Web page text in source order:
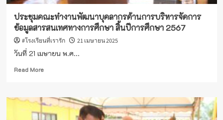
ประชุมคณะทำงานพัฒนาบุคลากรด้านการบริหารจัดการ
ข้อมูลสารสนเทศทางการศึกษา สิ้นปีการศึกษา 2567
#โรงเรียนที่เรารัก 21 เมษายน 2025
วันที่ 21 เมษายน พ.ศ...
Read MoreRead
ประชุม
คณะ
ทำงาน